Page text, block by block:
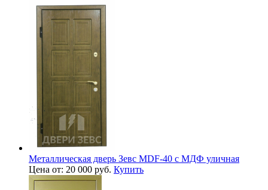
Металлическая дверь Зевс MDF-40 с МДФ уличная
Цена от: 20 000 руб. Купить